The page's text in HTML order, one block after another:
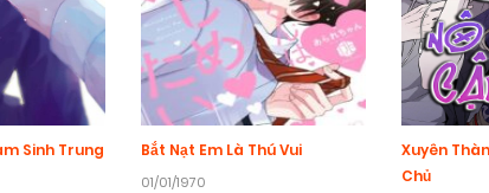
Sinh Trung
Bắt Nạt Em Là Thú Vui
01/01/1970
Xuyên
Chủ